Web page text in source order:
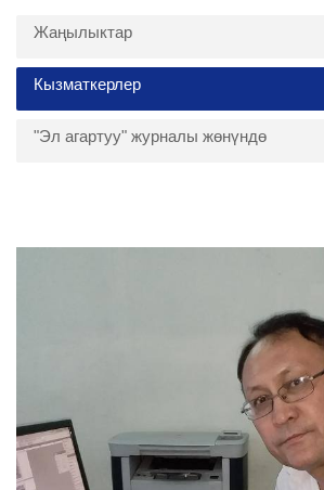
Жаңылыктар
Кызматкерлер
"Эл агартуу" журналы жөнүндө